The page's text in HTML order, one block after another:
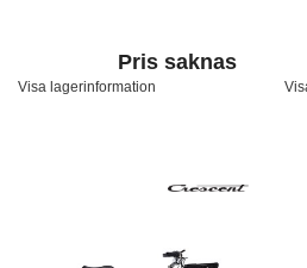
Pris saknas
Visa lagerinformation